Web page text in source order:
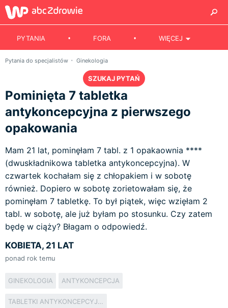
PYTANIA FORA WIĘCEJ
Pytania do specjalistów Ginekologia
SZUKAJ PYTAŃ
Pominięta 7 tabletka
antykoncepcyjna z pierwszego
opakowania
Mam 21 lat, pominęłam 7 tabl. z 1 opakaownia ****
(dwuskładnikowa tabletka antykoncepcyjna). W
czwartek kochałam się z chłopakiem i w sobotę
również. Dopiero w sobotę zorietowałam się, że
pominęłam 7 tabletkę. To był piątek, więc wzięłam 2
tabl. w sobotę, ale już byłam po stosunku. Czy zatem
będę w ciąży? Błagam o odpowiedź.
KOBIETA, 21 LAT
ponad rok temu
GINEKOLOGIA ANTYKONCEPCJA
TABLETKI ANTYKONCEPCYJNE